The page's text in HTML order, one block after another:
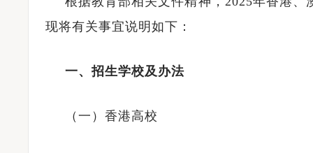
现将有关事宜说明如下：
一、招生学校及办法
（一）香港高校